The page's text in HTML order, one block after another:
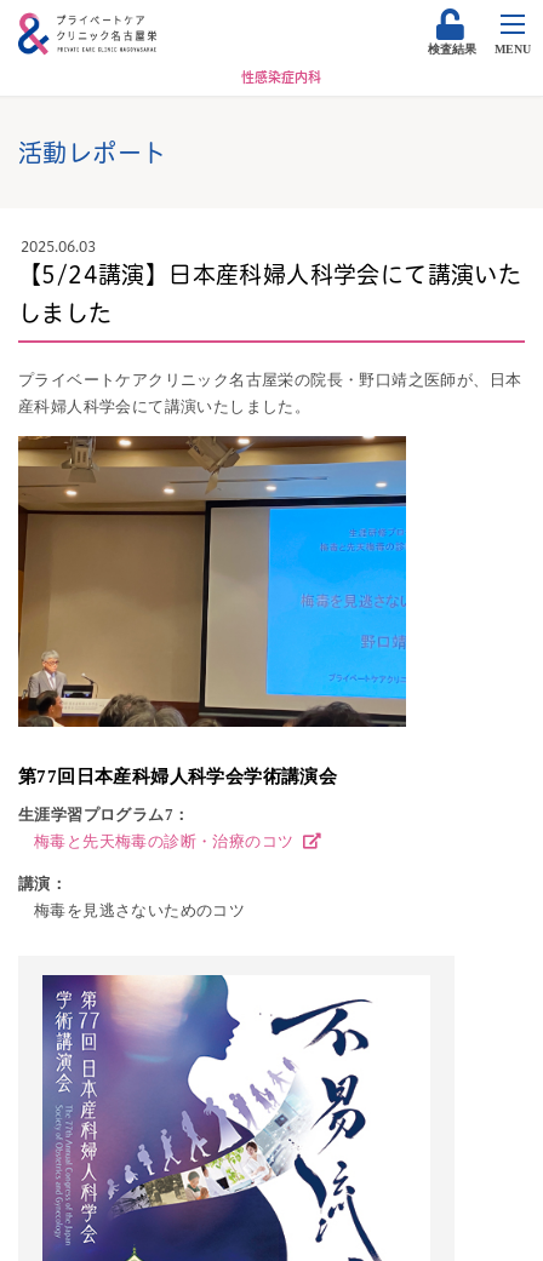
検査結果 MENU
性感染症内科
活動レポート
2025.06.03
【5/24講演】日本産科婦人科学会にて講演いた
しました
プライベートケアクリニック名古屋栄の院長・野口靖之医師が、日本
産科婦人科学会にて講演いたしました。
第77回日本産科婦人科学会学術講演会
生涯学習プログラム7：
梅毒と先天梅毒の診断・治療のコツ
講演：
梅毒を見逃さないためのコツ